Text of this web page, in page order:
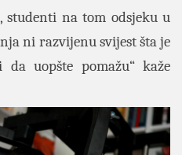
studenti na tom odsjeku u
ni razvijenu svijest šta je
uopšte pomažu“ kaže